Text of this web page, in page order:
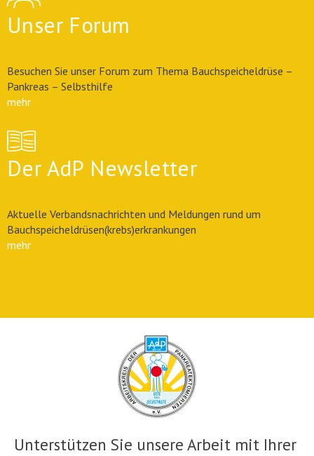
Unser Forum
Besuchen Sie unser Forum zum Thema Bauchspeicheldrüse –
Pankreas – Selbsthilfe
mehr
Der AdP Newsletter
Aktuelle Verbandsnachrichten und Meldungen rund um
Bauchspeicheldrüsen(krebs)erkrankungen
mehr
Unterstützen Sie unsere Arbeit mit Ihrer